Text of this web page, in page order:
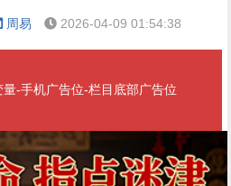
周易 2026-04-09 01:54:38
-手机广告位-栏目底部广告位